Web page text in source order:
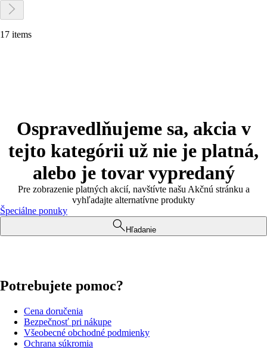
17 items
Ospravedlňujeme sa, akcia v
tejto kategórii už nie je platná,
alebo je tovar vypredaný
Pre zobrazenie platných akcií, navštívte našu Akčnú stránku a
vyhľadajte alternatívne produkty
Špeciálne ponuky
Hľadanie
Potrebujete pomoc?
Cena doručenia
Bezpečnosť pri nákupe
Všeobecné obchodné podmienky
Ochrana súkromia